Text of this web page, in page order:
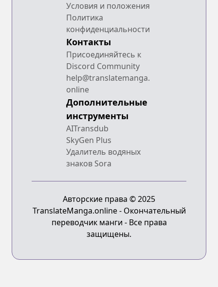
Условия и положения
Политика
конфиденциальности
Контакты
Присоединяйтесь к
Discord Community
help@translatemanga.
online
Дополнительные
инструменты
AITransdub
SkyGen Plus
Удалитель водяных
знаков Sora
Авторские права © 2025
TranslateManga.online - Окончательный
переводчик манги - Все права
защищены.